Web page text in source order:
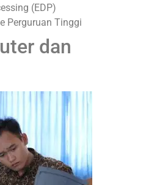
(EDP)
Perguruan Tinggi
dan